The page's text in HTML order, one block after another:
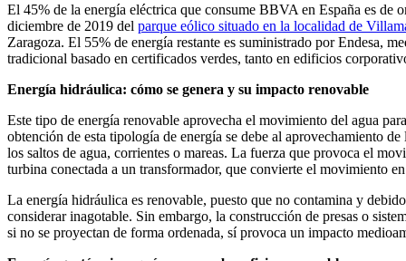
El 45% de la energía eléctrica que consume BBVA en España es de
diciembre de 2019 del parque eólico situado en la localidad de
Zaragoza. El 55% de energía restante es suministrado por Endesa,
tradicional basado en certificados verdes, tanto en edificios
Energía hidráulica: cómo se genera y su impacto renovable
Este tipo de energía renovable aprovecha el movimiento del agua
obtención de esta tipología de energía se debe al aprovechamiento
los saltos de agua, corrientes o mareas. La fuerza que provoca el
turbina conectada a un transformador, que convierte el movimiento
La energía hidráulica es renovable, puesto que no contamina y
considerar inagotable. Sin embargo, la construcción de presas o
si no se proyectan de forma ordenada, sí provoca un impacto